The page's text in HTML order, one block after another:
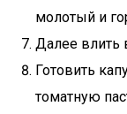
молотый и
Далее влить
Готовить
томатную